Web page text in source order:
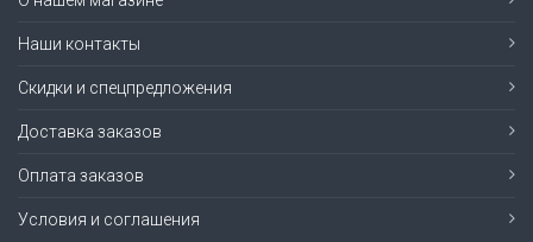
Наши контакты
Скидки и спецпредложения
Доставка заказов
Оплата заказов
Условия и соглашения